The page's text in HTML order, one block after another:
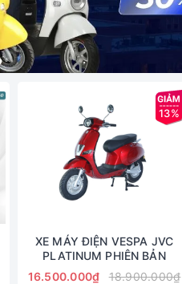
13%
XE MÁY ĐIỆN VESPA JVC
PLATINUM PHIÊN BẢN
16.500.000₫
18.900.000₫